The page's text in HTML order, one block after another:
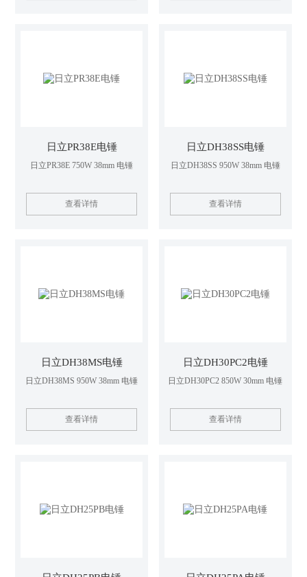
日立PR38E电锤
日立PR38E 750W 38mm 电锤
查看详情
日立DH38SS电锤
日立DH38SS 950W 38mm 电锤
查看详情
日立DH38MS电锤
日立DH38MS 950W 38mm 电锤
查看详情
日立DH30PC2电锤
日立DH30PC2 850W 30mm 电锤
查看详情